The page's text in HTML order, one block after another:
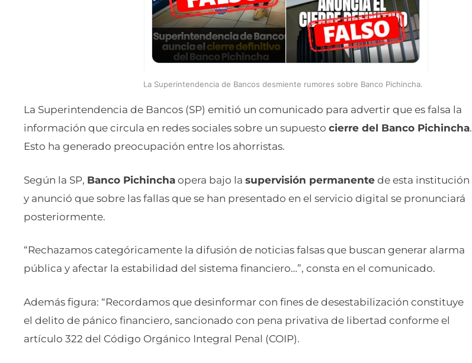
La Superintendencia de Bancos desmiente rumores sobre Banco Pichincha.
La Superintendencia de Bancos (SP) emitió un comunicado para advertir que es falsa la
información que circula en redes sociales sobre un supuesto cierre del Banco Pichincha.
Esto ha generado preocupación entre los ahorristas.
Según la SP, Banco Pichincha opera bajo la supervisión permanente de esta institución
y anunció que sobre las fallas que se han presentado en el servicio digital se pronunciará
posteriormente.
“Rechazamos categóricamente la difusión de noticias falsas que buscan generar alarma
pública y afectar la estabilidad del sistema financiero…”, consta en el comunicado.
Además figura: “Recordamos que desinformar con fines de desestabilización constituye
el delito de pánico financiero, sancionado con pena privativa de libertad conforme el
artículo 322 del Código Orgánico Integral Penal (COIP).